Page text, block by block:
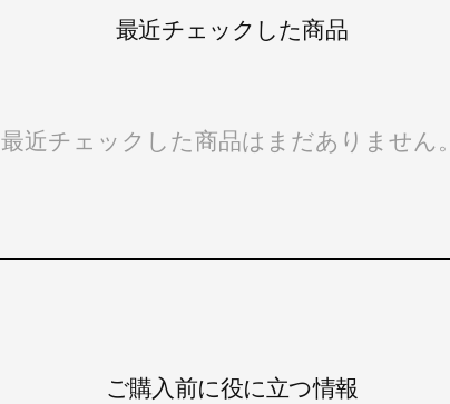
最近チェックした商品
最近チェックした商品はまだありません。
ご購入前に役に立つ情報